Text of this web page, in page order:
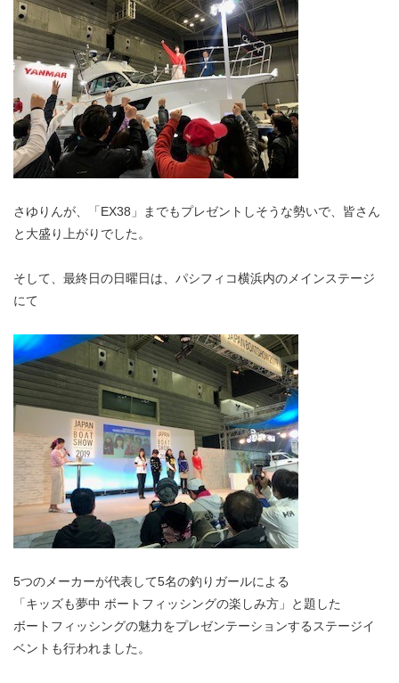
さゆりんが、「EX38」までもプレゼントしそうな勢いで、皆さん
と大盛り上がりでした。
そして、最終日の日曜日は、パシフィコ横浜内のメインステージ
にて
5つのメーカーが代表して5名の釣りガールによる
「キッズも夢中 ボートフィッシングの楽しみ方」と題した
ボートフィッシングの魅力をプレゼンテーションするステージイ
ベントも行われました。